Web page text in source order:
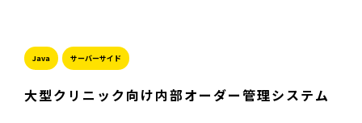
Java サーバーサイド
大型クリニック向け内部オーダー管理システム